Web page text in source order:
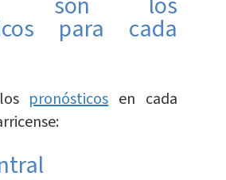
para cada
pronósticos en cada